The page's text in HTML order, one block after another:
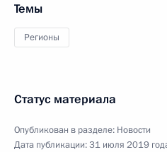
Темы
Регионы
Статус материала
Опубликован в разделе: Новости
Дата публикации:31 июля 2019